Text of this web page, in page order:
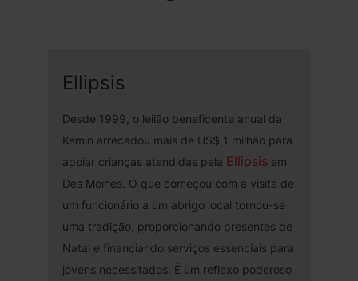
Ellipsis
Desde 1999, o leilão beneficente anual da
Kemin arrecadou mais de US$ 1 milhão para
apoiar crianças atendidas pela Ellipsis em
Des Moines. O que começou com a visita de
um funcionário a um abrigo local tornou-se
uma tradição, proporcionando presentes de
Natal e financiando serviços essenciais para
jovens necessitados. É um reflexo poderoso